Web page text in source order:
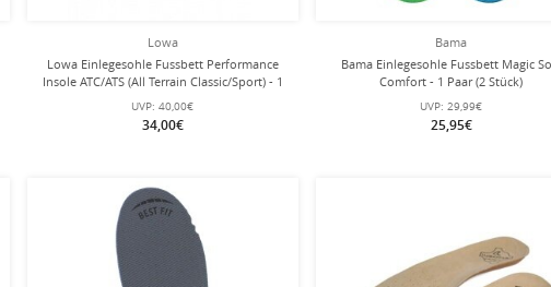
Lowa
Lowa Einlegesohle Fussbett Performance
Insole ATC/ATS (All Terrain Classic/Sport) - 1
UVP: 40,00€
34,00€
Bama
Bama Einlegesohle Fussbett Magic
Comfort - 1 Paar (2 Stück)
UVP: 29,99€
25,95€